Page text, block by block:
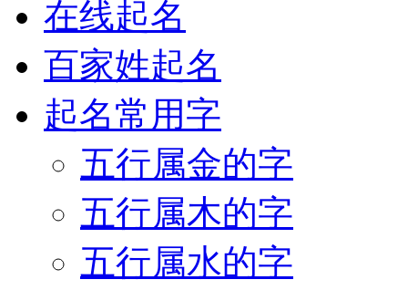
在线起名
百家姓起名
起名常用字
五行属金的字
五行属木的字
五行属水的字